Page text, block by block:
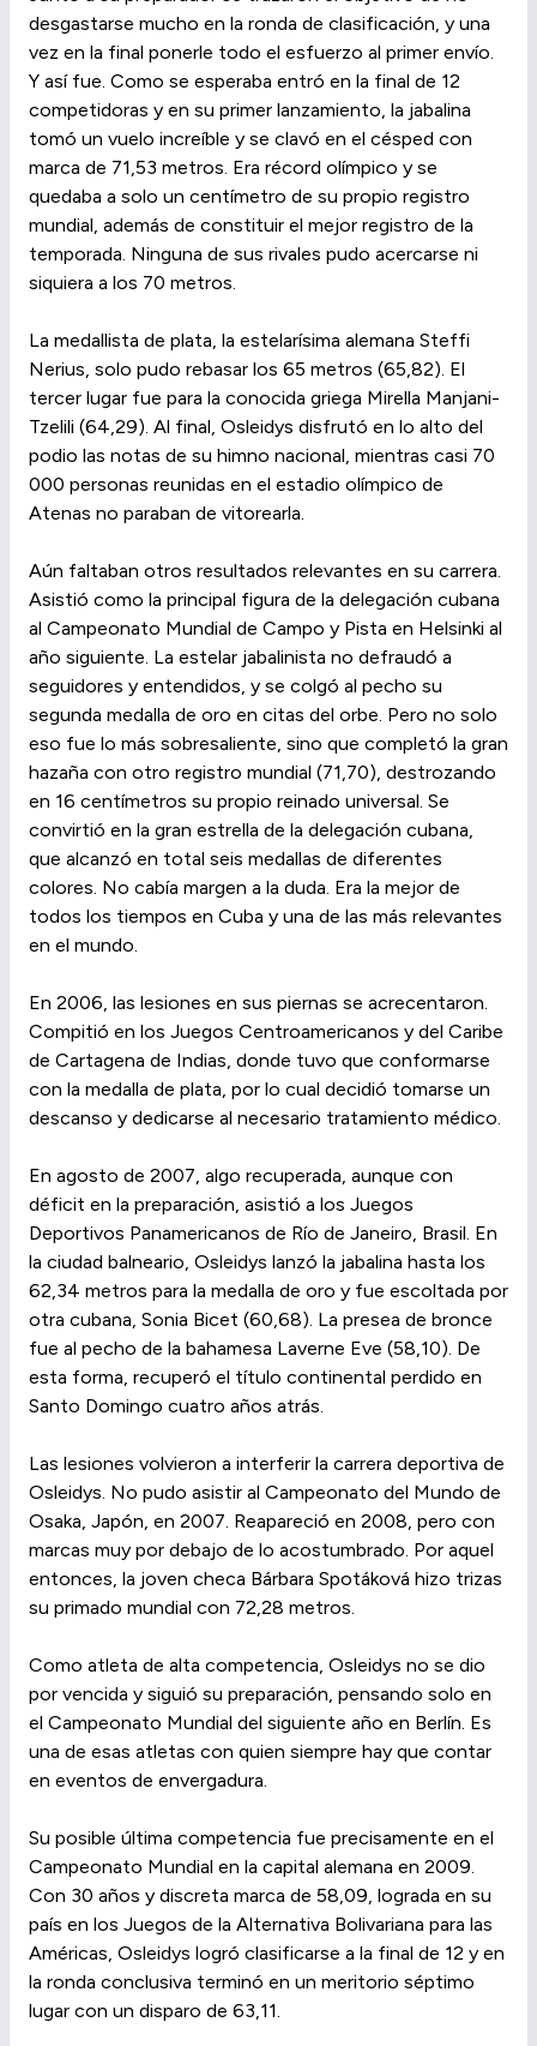
desgastarse mucho en la ronda de clasificación, y una
vez en la final ponerle todo el esfuerzo al primer envío.
Y así fue. Como se esperaba entró en la final de 12
competidoras y en su primer lanzamiento, la jabalina
tomó un vuelo increíble y se clavó en el césped con
marca de 71,53 metros. Era récord olímpico y se
quedaba a solo un centímetro de su propio registro
mundial, además de constituir el mejor registro de la
temporada. Ninguna de sus rivales pudo acercarse ni
siquiera a los 70 metros.
La medallista de plata, la estelarísima alemana Steffi
Nerius, solo pudo rebasar los 65 metros (65,82). El
tercer lugar fue para la conocida griega Mirella Manjani-
Tzelili (64,29). Al final, Osleidys disfrutó en lo alto del
podio las notas de su himno nacional, mientras casi 70
000 personas reunidas en el estadio olímpico de
Atenas no paraban de vitorearla.
Aún faltaban otros resultados relevantes en su carrera.
Asistió como la principal figura de la delegación cubana
al Campeonato Mundial de Campo y Pista en Helsinki al
año siguiente. La estelar jabalinista no defraudó a
seguidores y entendidos, y se colgó al pecho su
segunda medalla de oro en citas del orbe. Pero no solo
eso fue lo más sobresaliente, sino que completó la gran
hazaña con otro registro mundial (71,70), destrozando
en 16 centímetros su propio reinado universal. Se
convirtió en la gran estrella de la delegación cubana,
que alcanzó en total seis medallas de diferentes
colores. No cabía margen a la duda. Era la mejor de
todos los tiempos en Cuba y una de las más relevantes
en el mundo.
En 2006, las lesiones en sus piernas se acrecentaron.
Compitió en los Juegos Centroamericanos y del Caribe
de Cartagena de Indias, donde tuvo que conformarse
con la medalla de plata, por lo cual decidió tomarse un
descanso y dedicarse al necesario tratamiento médico.
En agosto de 2007, algo recuperada, aunque con
déficit en la preparación, asistió a los Juegos
Deportivos Panamericanos de Río de Janeiro, Brasil. En
la ciudad balneario, Osleidys lanzó la jabalina hasta los
62,34 metros para la medalla de oro y fue escoltada por
otra cubana, Sonia Bicet (60,68). La presea de bronce
fue al pecho de la bahamesa Laverne Eve (58,10). De
esta forma, recuperó el título continental perdido en
Santo Domingo cuatro años atrás.
Las lesiones volvieron a interferir la carrera deportiva de
Osleidys. No pudo asistir al Campeonato del Mundo de
Osaka, Japón, en 2007. Reapareció en 2008, pero con
marcas muy por debajo de lo acostumbrado. Por aquel
entonces, la joven checa Bárbara Spotáková hizo trizas
su primado mundial con 72,28 metros.
Como atleta de alta competencia, Osleidys no se dio
por vencida y siguió su preparación, pensando solo en
el Campeonato Mundial del siguiente año en Berlín. Es
una de esas atletas con quien siempre hay que contar
en eventos de envergadura.
Su posible última competencia fue precisamente en el
Campeonato Mundial en la capital alemana en 2009.
Con 30 años y discreta marca de 58,09, lograda en su
país en los Juegos de la Alternativa Bolivariana para las
Américas, Osleidys logró clasificarse a la final de 12 y en
la ronda conclusiva terminó en un meritorio séptimo
lugar con un disparo de 63,11.